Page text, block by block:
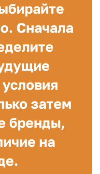
Сначала
затем
бренды,
на